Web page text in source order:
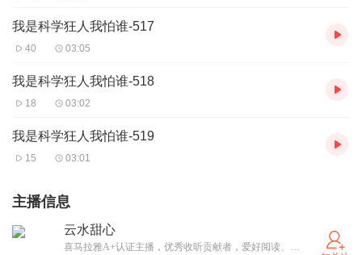
我是科学狂人我怕谁-517
40 03:05
我是科学狂人我怕谁-518
18 03:02
我是科学狂人我怕谁-519
15 03:01
主播信息
云水甜心
喜马拉雅A+认证主播，优秀收听贡献者，爱好阅读、音乐和旅游。